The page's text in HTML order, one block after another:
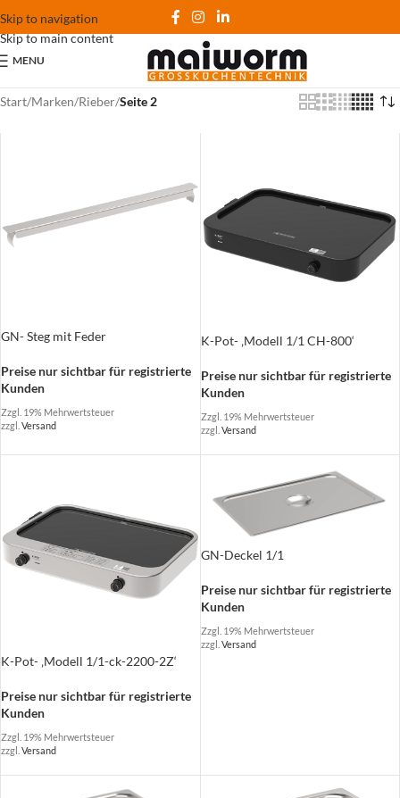
Skip to navigation
Skip to main content
MENU
Start/Marken/Rieber/Seite 2
GN- Steg mit Feder
Preise nur sichtbar für registrierte
Kunden
Zzgl. 19% Mehrwertsteuer
zzgl. Versand
K-Pot- ‚Modell 1/1 CH-800‘
Preise nur sichtbar für registrierte
Kunden
Zzgl. 19% Mehrwertsteuer
zzgl. Versand
K-Pot- ‚Modell 1/1-ck-2200-2Z‘
Preise nur sichtbar für registrierte
Kunden
Zzgl. 19% Mehrwertsteuer
zzgl. Versand
GN-Deckel 1/1
Preise nur sichtbar für registrierte
Kunden
Zzgl. 19% Mehrwertsteuer
zzgl. Versand